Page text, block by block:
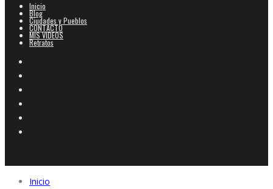
Inicio
Blog
Ciudades y Pueblos
CONTACTO
MIS VIDEOS
Retratos
Inicio